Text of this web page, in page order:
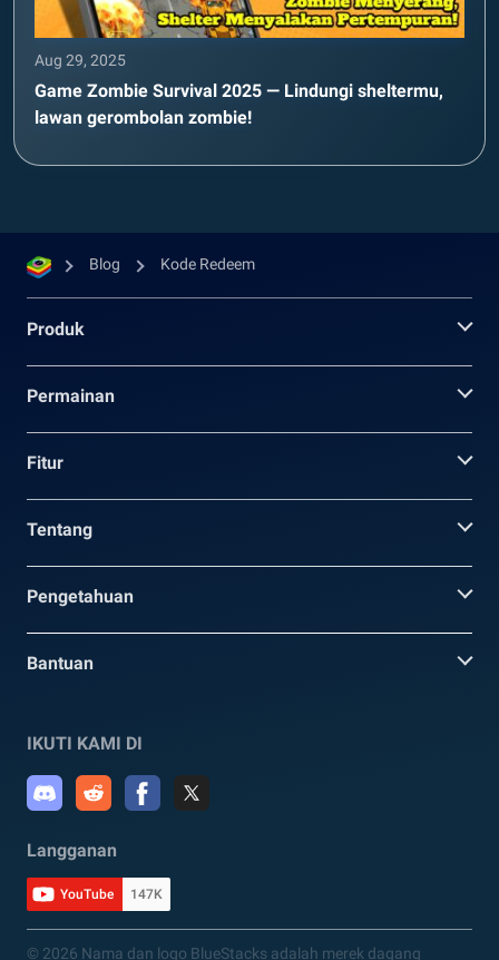
Aug 29, 2025
Game Zombie Survival 2025 — Lindungi sheltermu,
lawan gerombolan zombie!
Blog Kode Redeem
Produk
Permainan
Fitur
Tentang
Pengetahuan
Bantuan
IKUTI KAMI DI
Langganan
YouTube 147K
© 2026 Nama dan logo BlueStacks adalah merek dagang